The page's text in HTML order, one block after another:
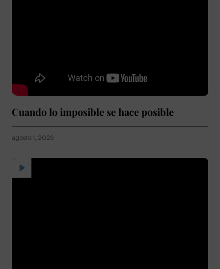
Cuando lo imposible se hace posible
agosto 1, 2026